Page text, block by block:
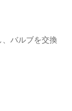
バルブを交換